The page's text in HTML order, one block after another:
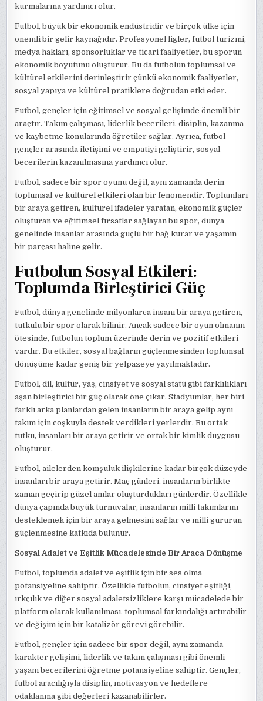
kurmalarına yardımcı olur.
Futbol, büyük bir ekonomik endüstridir ve birçok ülke için
önemli bir gelir kaynağıdır. Profesyonel ligler, futbol turizmi,
medya hakları, sponsorluklar ve ticari faaliyetler, bu sporun
ekonomik boyutunu oluşturur. Bu da futbolun toplumsal ve
kültürel etkilerini derinleştirir çünkü ekonomik faaliyetler,
sosyal yapıya ve kültürel pratiklere doğrudan etki eder.
Futbol, gençler için eğitimsel ve sosyal gelişimde önemli bir
araçtır. Takım çalışması, liderlik becerileri, disiplin, kazanma
ve kaybetme konularında öğretiler sağlar. Ayrıca, futbol
gençler arasında iletişimi ve empatiyi geliştirir, sosyal
becerilerin kazanılmasına yardımcı olur.
Futbol, sadece bir spor oyunu değil, aynı zamanda derin
toplumsal ve kültürel etkileri olan bir fenomendir. Toplumları
bir araya getiren, kültürel ifadeler yaratan, ekonomik güçler
oluşturan ve eğitimsel fırsatlar sağlayan bu spor, dünya
genelinde insanlar arasında güçlü bir bağ kurar ve yaşamın
bir parçası haline gelir.
Futbolun Sosyal Etkileri:
Toplumda Birleştirici Güç
Futbol, dünya genelinde milyonlarca insanı bir araya getiren,
tutkulu bir spor olarak bilinir. Ancak sadece bir oyun olmanın
ötesinde, futbolun toplum üzerinde derin ve pozitif etkileri
vardır. Bu etkiler, sosyal bağların güçlenmesinden toplumsal
dönüşüme kadar geniş bir yelpazeye yayılmaktadır.
Futbol, dil, kültür, yaş, cinsiyet ve sosyal statü gibi farklılıkları
aşan birleştirici bir güç olarak öne çıkar. Stadyumlar, her biri
farklı arka planlardan gelen insanların bir araya gelip aynı
takım için coşkuyla destek verdikleri yerlerdir. Bu ortak
tutku, insanları bir araya getirir ve ortak bir kimlik duygusu
oluşturur.
Futbol, ailelerden komşuluk ilişkilerine kadar birçok düzeyde
insanları bir araya getirir. Maç günleri, insanların birlikte
zaman geçirip güzel anılar oluşturdukları günlerdir. Özellikle
dünya çapında büyük turnuvalar, insanların milli takımlarını
desteklemek için bir araya gelmesini sağlar ve milli gururun
güçlenmesine katkıda bulunur.
Sosyal Adalet ve Eşitlik Mücadelesinde Bir Araca Dönüşme
Futbol, toplumda adalet ve eşitlik için bir ses olma
potansiyeline sahiptir. Özellikle futbolun, cinsiyet eşitliği,
ırkçılık ve diğer sosyal adaletsizliklere karşı mücadelede bir
platform olarak kullanılması, toplumsal farkındalığı artırabilir
ve değişim için bir katalizör görevi görebilir.
Futbol, gençler için sadece bir spor değil, aynı zamanda
karakter gelişimi, liderlik ve takım çalışması gibi önemli
yaşam becerilerini öğretme potansiyeline sahiptir. Gençler,
futbol aracılığıyla disiplin, motivasyon ve hedeflere
odaklanma gibi değerleri kazanabilirler.